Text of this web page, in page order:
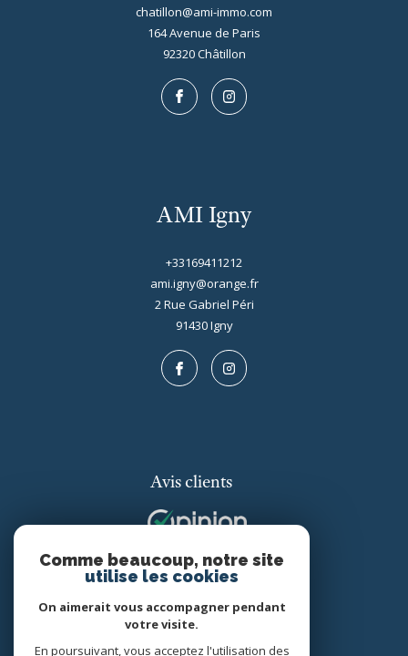
chatillon@ami-immo.com
164 Avenue de Paris
92320 châtillon
AMI Igny
+33169411212
ami.igny@orange.fr
2 Rue Gabriel Péri
91430 igny
Avis clients
Adhérents
Comme beaucoup, notre site
utilise les cookies
On aimerait vous accompagner pendant
votre visite.
En poursuivant, vous acceptez l'utilisation des